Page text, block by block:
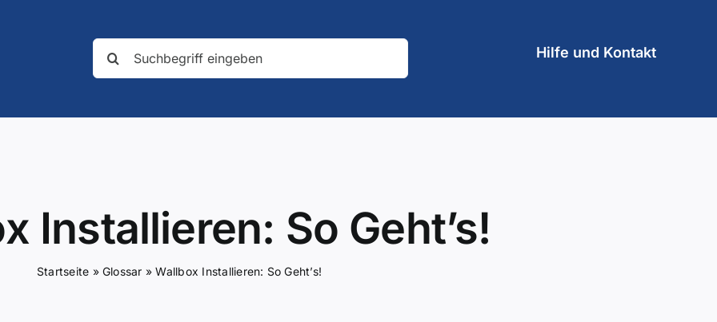
Suche
nach:
Hilfe und Kontakt
Installieren: So Geht’s!
Startseite »Glossar »Wallbox Installieren: So Geht’s!